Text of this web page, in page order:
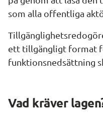
som alla offentliga
ett tillgängligt format
funktionsnedsättning
Vad kräver